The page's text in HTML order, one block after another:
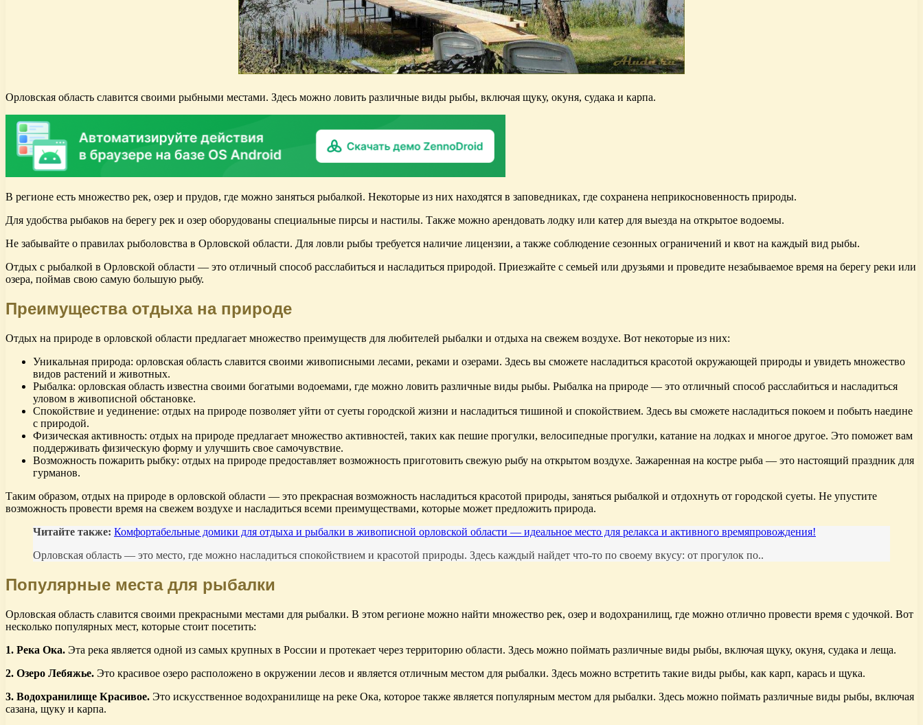
Орловская область славится своими рыбными местами. Здесь можно ловить различные виды рыбы, включая щуку, окуня, судака и карпа.
В регионе есть множество рек, озер и прудов, где можно заняться рыбалкой. Некоторые из них находятся в заповедниках, где сохранена неприкосновенность природы.
Для удобства рыбаков на берегу рек и озер оборудованы специальные пирсы и настилы. Также можно арендовать лодку или катер для выезда на открытое водоемы.
Не забывайте о правилах рыболовства в Орловской области. Для ловли рыбы требуется наличие лицензии, а также соблюдение сезонных ограничений и квот на каждый вид рыбы.
Отдых с рыбалкой в Орловской области — это отличный способ расслабиться и насладиться природой. Приезжайте с семьей или друзьями и проведите незабываемое время на берегу реки или
озера, поймав свою самую большую рыбу.
Преимущества отдыха на природе
Отдых на природе в орловской области предлагает множество преимуществ для любителей рыбалки и отдыха на свежем воздухе. Вот некоторые из них:
Уникальная природа: орловская область славится своими живописными лесами, реками и озерами. Здесь вы сможете насладиться красотой окружающей природы и увидеть множество
видов растений и животных.
Рыбалка: орловская область известна своими богатыми водоемами, где можно ловить различные виды рыбы. Рыбалка на природе — это отличный способ расслабиться и насладиться
уловом в живописной обстановке.
Спокойствие и уединение: отдых на природе позволяет уйти от суеты городской жизни и насладиться тишиной и спокойствием. Здесь вы сможете насладиться покоем и побыть наедине
с природой.
Физическая активность: отдых на природе предлагает множество активностей, таких как пешие прогулки, велосипедные прогулки, катание на лодках и многое другое. Это поможет вам
поддерживать физическую форму и улучшить свое самочувствие.
Возможность пожарить рыбку: отдых на природе предоставляет возможность приготовить свежую рыбу на открытом воздухе. Зажаренная на костре рыба — это настоящий праздник для
гурманов.
Таким образом, отдых на природе в орловской области — это прекрасная возможность насладиться красотой природы, заняться рыбалкой и отдохнуть от городской суеты. Не упустите
возможность провести время на свежем воздухе и насладиться всеми преимуществами, которые может предложить природа.
Читайте также: Комфортабельные домики для отдыха и рыбалки в живописной орловской области — идеальное место для релакса и активного времяпровождения!
Орловская область — это место, где можно насладиться спокойствием и красотой природы. Здесь каждый найдет что-то по своему вкусу: от прогулок по..
Популярные места для рыбалки
Орловская область славится своими прекрасными местами для рыбалки. В этом регионе можно найти множество рек, озер и водохранилищ, где можно отлично провести время с удочкой. Вот
несколько популярных мест, которые стоит посетить:
1. Река Ока. Эта река является одной из самых крупных в России и протекает через территорию области. Здесь можно поймать различные виды рыбы, включая щуку, окуня, судака и леща.
2. Озеро Лебяжье. Это красивое озеро расположено в окружении лесов и является отличным местом для рыбалки. Здесь можно встретить такие виды рыбы, как карп, карась и щука.
3. Водохранилище Красивое. Это искусственное водохранилище на реке Ока, которое также является популярным местом для рыбалки. Здесь можно поймать различные виды рыбы, включая
сазана, щуку и карпа.